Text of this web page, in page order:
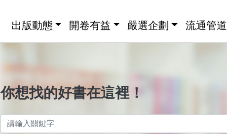
出版動態 開卷有益 嚴選企劃 流通管道
你想找的好書在這裡！